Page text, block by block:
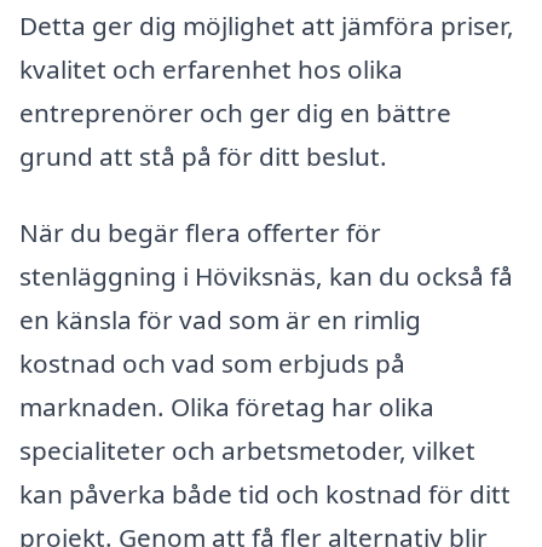
Detta ger dig möjlighet att jämföra priser,
kvalitet och erfarenhet hos olika
entreprenörer och ger dig en bättre
grund att stå på för ditt beslut.
När du begär flera offerter för
stenläggning i Höviksnäs, kan du också få
en känsla för vad som är en rimlig
kostnad och vad som erbjuds på
marknaden. Olika företag har olika
specialiteter och arbetsmetoder, vilket
kan påverka både tid och kostnad för ditt
projekt. Genom att få fler alternativ blir